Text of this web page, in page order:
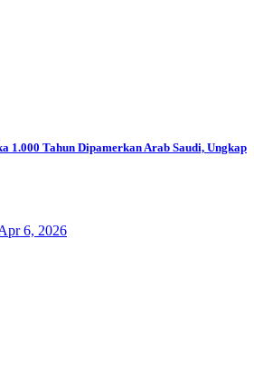
1.000 Tahun Dipamerkan Arab Saudi, Ungkap
6, 2026